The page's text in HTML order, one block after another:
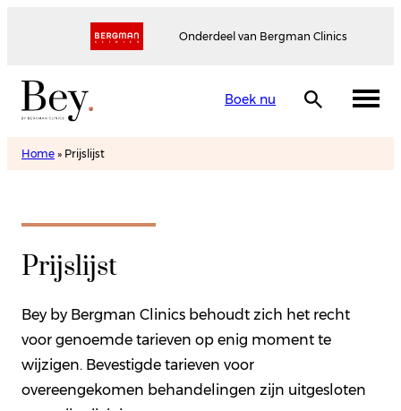
Onderdeel van Bergman Clinics
Boek nu
Home » Prijslijst
Prijslijst
Bey by Bergman Clinics behoudt zich het recht
voor genoemde tarieven op enig moment te
wijzigen. Bevestigde tarieven voor
overeengekomen behandelingen zijn uitgesloten